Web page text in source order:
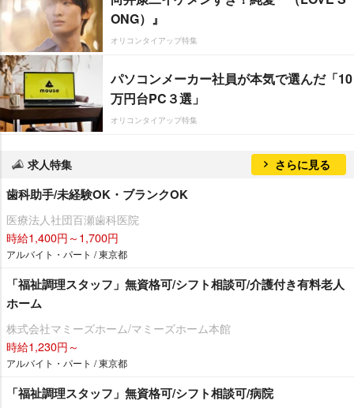
ONG）』
オリコンタイアップ特集
パソコンメーカー社員が本気で選んだ「10
万円台PC３選」
オリコンタイアップ特集
求人特集 さらに見る
歯科助手/未経験OK・ブランクOK
医療法人社団百瀬歯科医院
時給1,400円～1,700円
アルバイト・パート / 東京都
「福祉調理スタッフ」無資格可/シフト相談可/介護付き有料老人
ホーム
株式会社マミーズホーム/マミーズホーム本館
時給1,230円～
アルバイト・パート / 東京都
「福祉調理スタッフ」無資格可/シフト相談可/病院